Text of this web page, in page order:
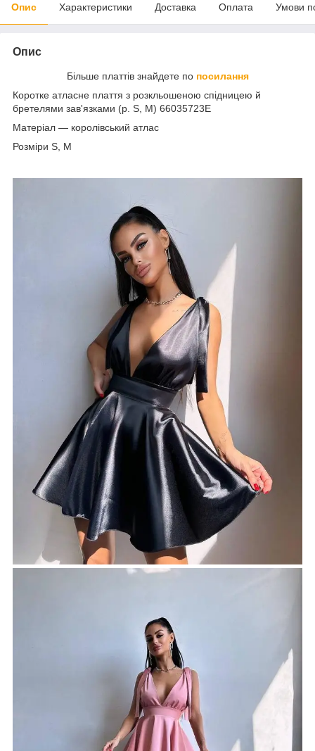
Опис Характеристики Доставка Оплата Умови
Опис
Більше платтів знайдете по посилання
Коротке атласне плаття з розкльошеною спідницею й
бретелями зав'язками (р. S, M) 66035723Е
Матеріал — королівський атлас
Розміри S, M